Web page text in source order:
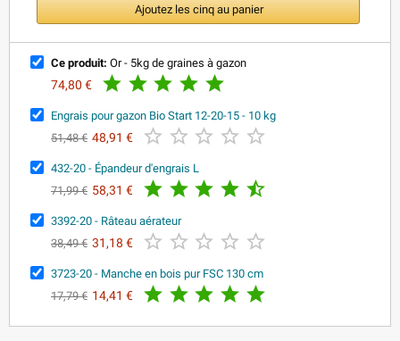
Ajoutez les cinq au panier
Ce produit: Or - 5kg de graines à gazon
74,80 €     
Engrais pour gazon Bio Start 12-20-15 - 10 kg
51,48 € 48,91 €     
432-20 - Épandeur d'engrais L
71,99 € 58,31 €     
3392-20 - Râteau aérateur
38,49 € 31,18 €     
3723-20 - Manche en bois pur FSC 130 cm
17,79 € 14,41 €     